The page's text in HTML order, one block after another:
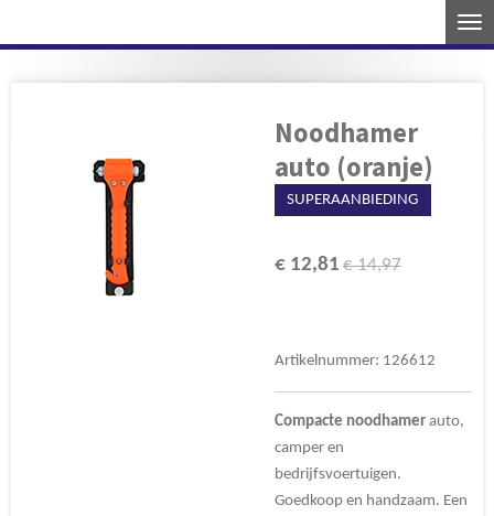
direct
Noodhamer
auto (oranje)
SUPERAANBIEDING
€ 12,81 € 14,97
Artikelnummer: 126612
Compacte noodhamer auto,
camper en
bedrijfsvoertuigen.
Goedkoop en handzaam. Een